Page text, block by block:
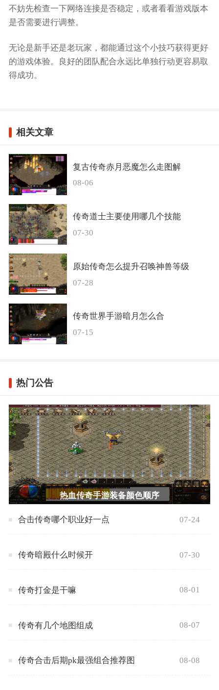
不妨先检查一下网络连接是否稳定，或者看看游戏版本
是否需要进行调整。
无论是新手还是老玩家，都能通过这个小技巧获得更好
的游戏体验。良好的团队配合永远比单独行动更容易取
得成功。
相关文章
复古传奇赤月恶魔怎么走图解
08-06
传奇道士主要使用哪几个技能
07-30
原始传奇怎么提升召唤神兽等级
07-28
传奇世界手游暗月怎么合
07-15
热门公告
热血传奇手游装备颜色顺序
合击传奇哪个职业好一点 07-24
传奇暗殿什么时候开 07-30
传奇打金是干嘛 08-01
传奇有几个地图组成 08-07
传奇合击后期pk最强组合推荐图 08-08